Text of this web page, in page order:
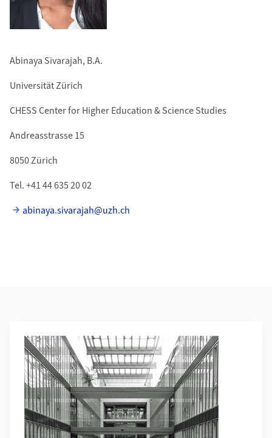
Abinaya Sivarajah, B.A.
Universität Zürich
CHESS Center for Higher Education & Science Studies
Andreasstrasse 15
8050 Zürich
Tel. +41 44 635 20 02
abinaya.sivarajah@uzh.ch